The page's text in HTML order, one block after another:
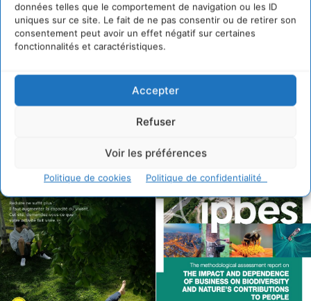
données telles que le comportement de navigation ou les ID
uniques sur ce site. Le fait de ne pas consentir ou de retirer son
consentement peut avoir un effet négatif sur certaines
fonctionnalités et caractéristiques.
Accepter
Refuser
Voir les préférences
Politique de cookies Politique de confidentialité